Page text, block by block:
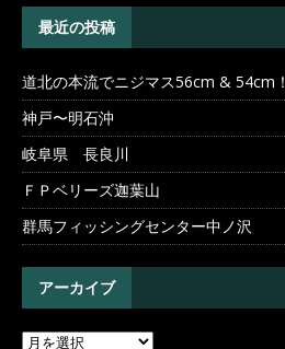
最近の投稿
道北の本流でニジマス56cm & 54cm！
神戸〜明石沖
岐阜県 長良川
ＦＰベリーズ迦葉山
群馬フィッシングセンター中ノ沢
アーカイブ